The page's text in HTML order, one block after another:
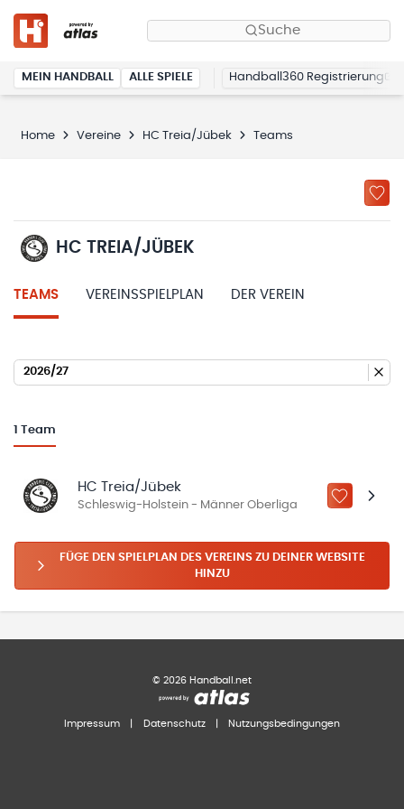
Suche
MEIN HANDBALL ALLE SPIELE Handball360 Registrierung
Home Vereine HC Treia/Jübek Teams
HC TREIA/JÜBEK
TEAMS VEREINSSPIELPLAN DER VEREIN
2026/27
1 Team
HC Treia/Jübek
Schleswig-Holstein - Männer Oberliga ZU „MEINE
FÜGE DEN SPIELPLAN DES VEREINS ZU DEINER WEBSITE
HINZU
© 2026 Handball.net
Impressum Datenschutz Nutzungsbedingungen